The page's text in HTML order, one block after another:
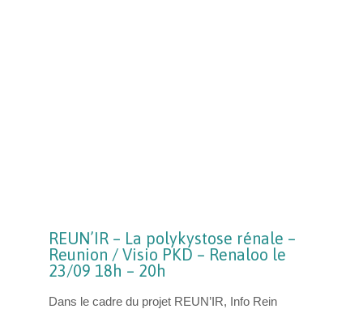
REUN’IR – La polykystose rénale –
Reunion / Visio PKD – Renaloo le
23/09 18h – 20h
Dans le cadre du projet REUN’IR, Info Rein